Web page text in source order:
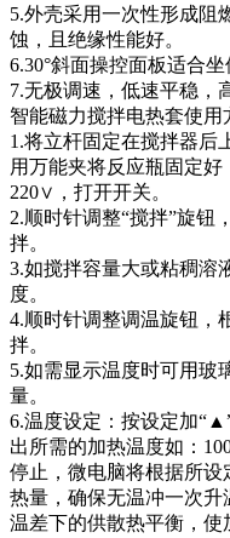
5.外壳采用一次性形成阻
蚀，且绝缘性能好。
6.30°斜面操控面板适合坐
7.无极调速，低速平稳，
智能磁力搅拌电热套使用
1.将立杆固定在搅拌器后
用万能夹将反应瓶固定
220∨，打开开关。
2.顺时针调整“搅拌”旋钮
拌。
3.如搅拌容量大或粘稠溶
度。
4.顺时针调整调温旋钮，
拌。
5.如需显示温度时可用玻
量。
6.温度设定：按设定加
出所需的加热温度如：
停止，微电脑将根据所
热量，确保无温冲一次
温差下的供散热平衡，使